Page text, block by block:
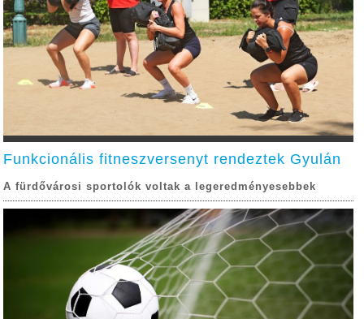
Funkcionális fitneszversenyt rendeztek Gyulán
A fürdővárosi sportolók voltak a legeredményesebbek